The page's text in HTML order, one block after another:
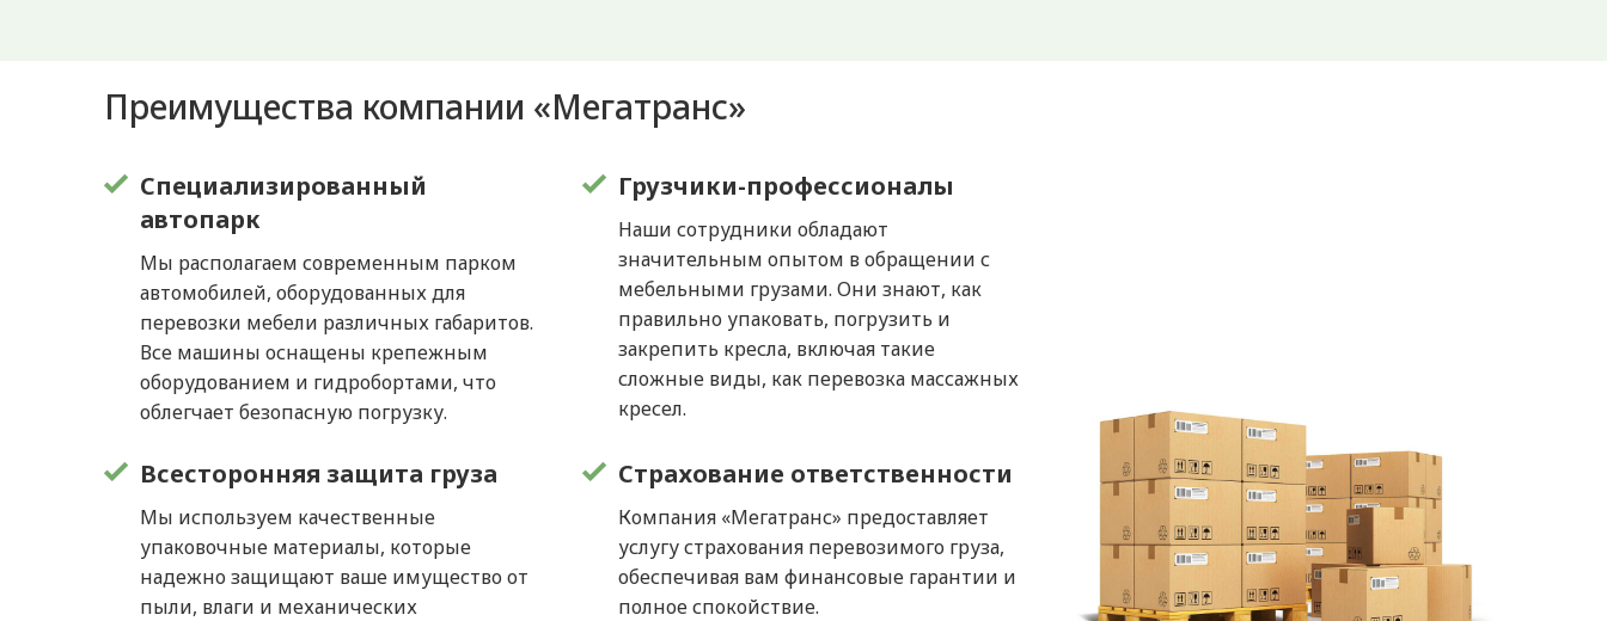
Преимущества компании «Мегатранс»
Специализированный
автопарк
Мы располагаем современным парком
автомобилей, оборудованных для
перевозки мебели различных габаритов.
Все машины оснащены крепежным
оборудованием и гидробортами, что
облегчает безопасную погрузку.
Грузчики-профессионалы
Наши сотрудники обладают
значительным опытом в обращении с
мебельными грузами. Они знают, как
правильно упаковать, погрузить и
закрепить кресла, включая такие
сложные виды, как перевозка массажных
кресел.
Всесторонняя защита груза
Мы используем качественные
упаковочные материалы, которые
надежно защищают ваше имущество от
пыли, влаги и механических
Страхование ответственности
Компания «Мегатранс» предоставляет
услугу страхования перевозимого груза,
обеспечивая вам финансовые гарантии и
полное спокойствие.